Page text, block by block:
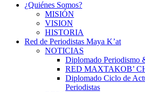
¿Quiénes Somos?
MISIÓN
VISION
HISTORIA
Red de Periodistas Maya K’at
NOTICIAS
Diplomado Periodismo
RED MAXTAKOB’
Diplomado Ciclo de
Periodistas